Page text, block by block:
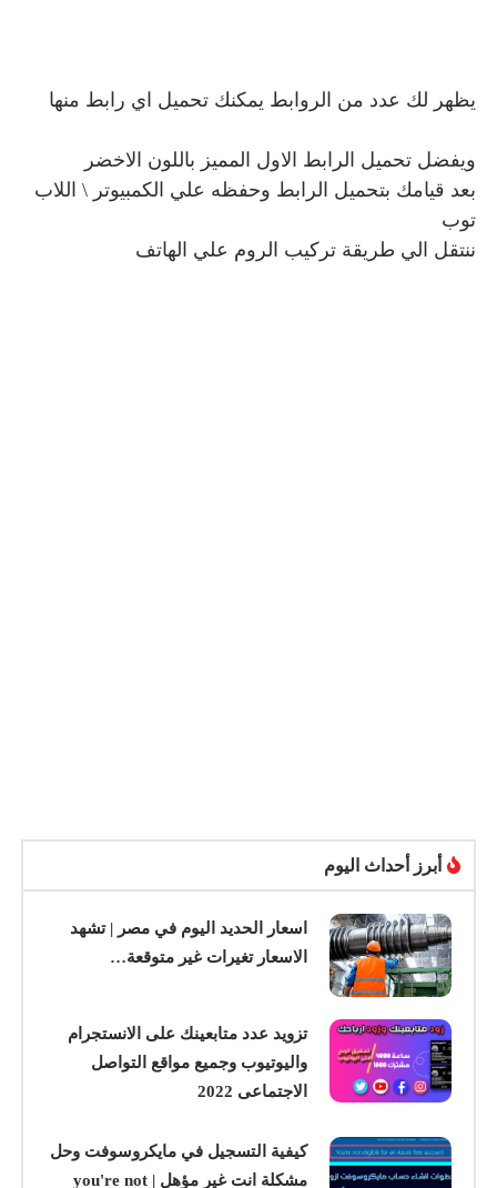
يظهر لك عدد من الروابط يمكنك تحميل اي رابط منها
ويفضل تحميل الرابط الاول المميز باللون الاخضر
بعد قيامك بتحميل الرابط وحفظه علي الكمبيوتر \ اللاب
توب
ننتقل الي طريقة تركيب الروم علي الهاتف
أبرز أحداث اليوم
اسعار الحديد اليوم في مصر | تشهد
الاسعار تغيرات غير متوقعة…
تزويد عدد متابعينك على الانستجرام
واليوتيوب وجميع مواقع التواصل
الاجتماعى 2022
كيفية التسجيل في مايكروسوفت وحل
مشكلة انت غير مؤهل | you're not